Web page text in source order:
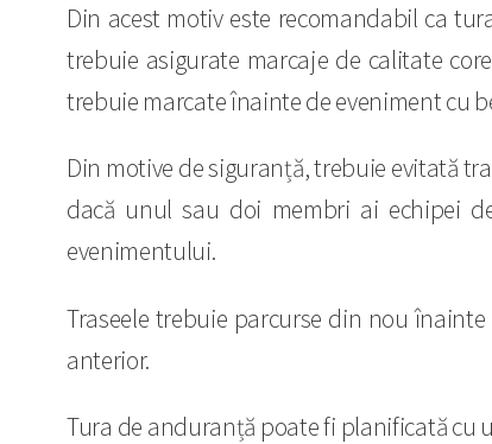
Din acest motiv este recomandabil ca
trebuie asigurate marcaje de calitate
trebuie marcate înainte de eveniment cu
Din motive de siguranță, trebuie evitată
dacă unul sau doi membri ai echipei
evenimentului.
Traseele trebuie parcurse din nou
anterior.
Tura de anduranță poate fi planificată cu